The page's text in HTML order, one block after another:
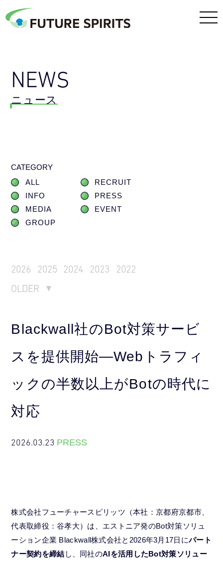
NEWS
ニュース
CATEGORY
ALL
RECRUIT
INFO
PRESS
MEDIA
EVENT
GROUP
2026 2025 2024 2023
2022
OLDER
Blackwall社のBot対策サービ
スを提供開始―Webトラフィ
ックの半数以上がBotの時代に
対応
2026.03.23 PRESS
株式会社フューチャースピリッツ（本社：京都府京都市、
代表取締役：谷孝大）は、エストニア発のBot対策ソリュ
ーション企業 Blackwall株式会社と2026年3月17日にパート
ナー契約を締結 し、同社のAIを活用したBot対策ソリュー